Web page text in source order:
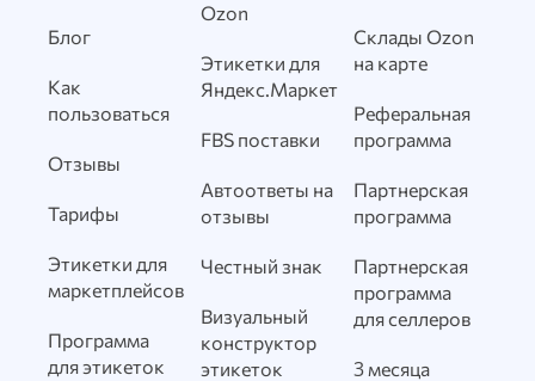
Блог
Как
пользоваться
Отзывы
Тарифы
Этикетки для
маркетплейсов
Программа
для этикеток
Ozon
Этикетки для
Яндекс.Маркет
FBS поставки
Автоответы на
отзывы
Честный знак
Визуальный
конструктор
этикеток
Склады Ozon
на карте
Реферальная
программа
Партнерская
программа
Партнерская
программа
для селлеров
3 месяца